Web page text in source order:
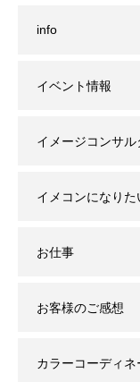
info
イベント情報
イメージコンサル
イメコンになりた
お仕事
お客様のご感想
カラーコーディネ